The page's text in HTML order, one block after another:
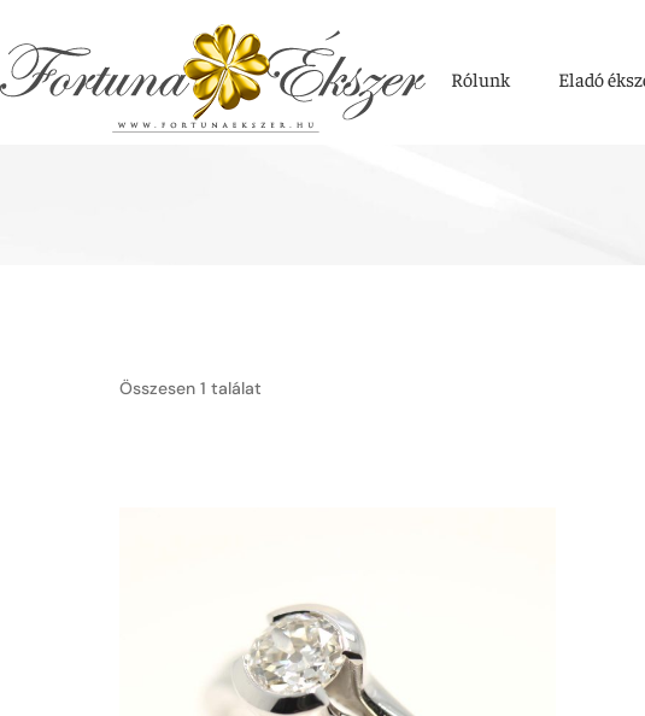
Rólunk Eladó
Összesen 1 találat